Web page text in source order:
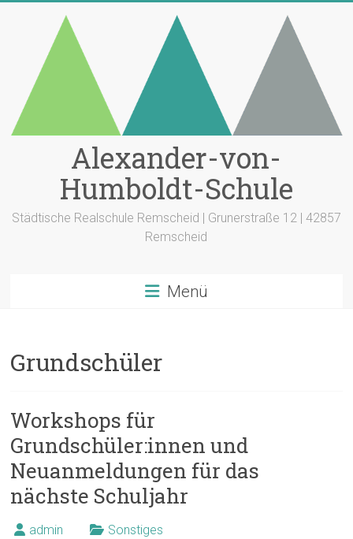
Alexander-von-
Humboldt-Schule
Städtische Realschule Remscheid | Grunerstraße 12 | 42857
Remscheid
Menü
Grundschüler
Workshops für
Grundschüler:innen und
Neuanmeldungen für das
nächste Schuljahr
admin Sonstiges